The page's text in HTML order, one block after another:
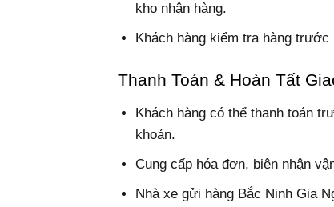
kho nhận hàng.
Khách hàng kiểm tra hàng trước
Thanh Toán & Hoàn Tất
Khách hàng có thể thanh toán
khoản.
Cung cấp hóa đơn, biên nhận
Nhà xe gửi hàng Bắc Ninh Gia